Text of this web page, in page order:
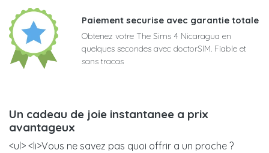
Paiement securise avec garantie totale
Obtenez votre The Sims 4 Nicaragua en
quelques secondes avec doctorSIM. Fiable et
sans tracas
Un cadeau de joie instantanee a prix
avantageux
<ul> <li>Vous ne savez pas quoi offrir a un proche ?